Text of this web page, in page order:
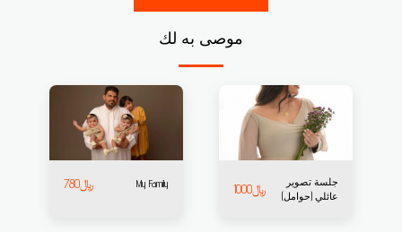
موصى به لك
جلسة تصوير
عائلي (حوامل)
﷼1000
My Family ﷼780